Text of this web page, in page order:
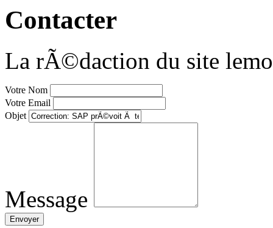
Contacter
La rÃ©daction du site
Votre Nom
Votre Email
Objet
Message